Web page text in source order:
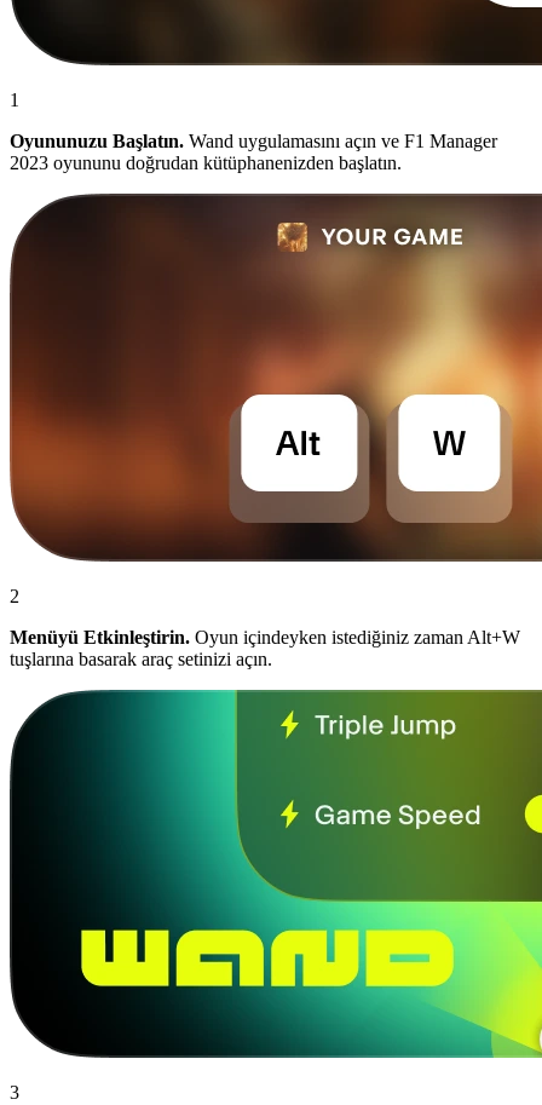
1
Oyununuzu Başlatın. Wand uygulamasını açın ve F1 Manager
2023 oyununu doğrudan kütüphanenizden başlatın.
2
Menüyü Etkinleştirin. Oyun içindeyken istediğiniz zaman Alt+W
tuşlarına basarak araç setinizi açın.
3